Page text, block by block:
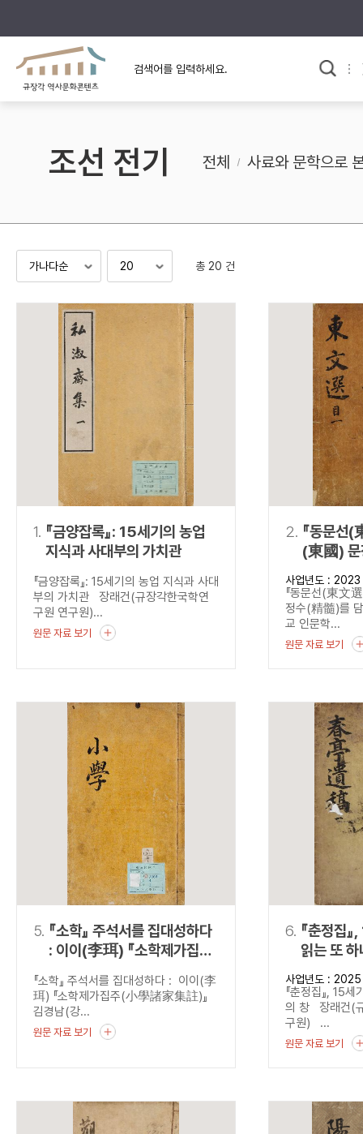
규장각의 어제와 오늘
규장각 소개영상
사료와 문학으로 본
고대
조선 후기
검색 연산자 사용안내
“정조”와 “정약
“정조” 또는 “
NOT
“정조”가 나온
료를 검색
조선 전기 전체 사료와 문학으로
총 20 건
1. 『금양잡록』: 15세기의 농업
지식과 사대부의 가치관
『금양잡록』: 15세기의 농업 지식과 사대
부의 가치관 장래건(규장각한국학연
구원 연구원)...
원문 자료 보기
2. 『동문선
(東國)
담다
사업년도 : 2023
『동문선(東文
정수(精髓)를
교 인문학...
원문 자료 보기
5. 『소학』 주석서를 집대성하다
: 이이(李珥) 『소학제가집주
『소학』 주석서를 집대성하다 : 이이(李
珥) 『소학제가집주(小學諸家集註)』
김경남(강...
원문 자료 보기
6. 『춘정집
읽는 또
사업년도 : 2025
『춘정집』, 15
의 창 장래건(
구원) ...
원문 자료 보기